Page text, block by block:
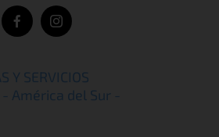
Y SERVICIOS
América del Sur -